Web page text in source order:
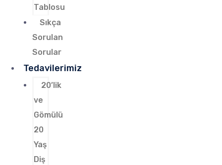
Tablosu
Sıkça
Sorulan
Sorular
Tedavilerimiz
20’lik
ve
Gömülü
20
Yaş
Diş